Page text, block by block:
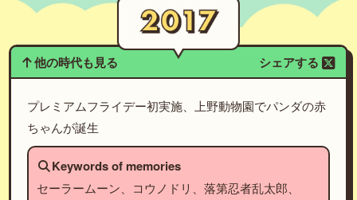
他の時代も見る シェアする
プレミアムフライデー初実施、上野動物園でパンダの赤
ちゃんが誕生
Keywords of memories
セーラームーン、コウノドリ、落第忍者乱太郎、